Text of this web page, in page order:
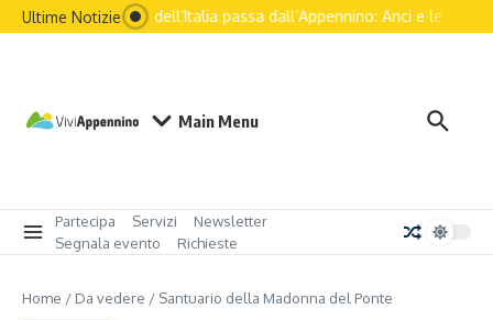
Ultime NotizieIl futuro dell’Italia passa dall’Appennino: Anci e le
Main Menu
Partecipa Servizi
Newsletter
Segnala evento
Richieste
Home / Da vedere / Santuario della Madonna del Ponte